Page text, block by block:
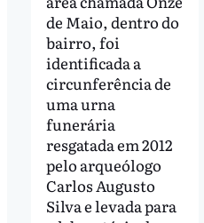
de Maio, dentro do
bairro, foi
identificada a
circunferência de
uma urna
funerária
resgatada em 2012
pelo arqueólogo
Carlos Augusto
Silva e levada para